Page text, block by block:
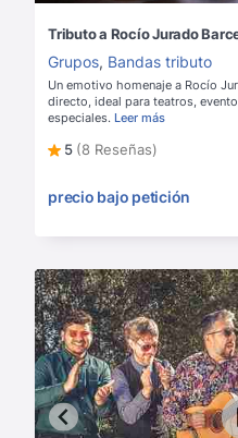
Tributo a Rocío Jurado
Grupos, Bandas tributo
Un emotivo homenaje a Rocío
directo, ideal para teatros,
especiales. Leer más
5 (8 Reseñas)
precio bajo petición